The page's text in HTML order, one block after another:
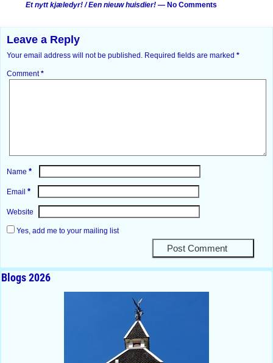
Et nytt kjæledyr! / Een nieuw huisdier! — No Comments
Leave a Reply
Your email address will not be published. Required fields are marked *
Comment*
Name *
Email *
Website
Yes, add me to your mailing list
Blogs 2026